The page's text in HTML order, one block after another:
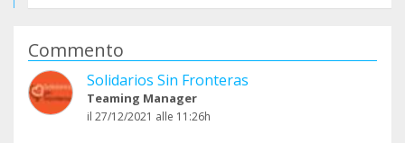
Commento
Solidarios Sin Fronteras
Teaming Manager
il 27/12/2021 alle 11:26h